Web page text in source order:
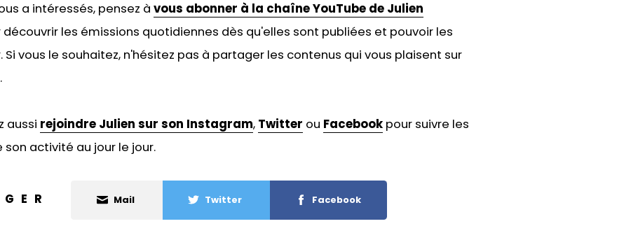
a intéressés, pensez à vous abonner à la chaîne YouTube de Julien
les émissions quotidiennes dès qu'elles sont publiées et pouvoir les
vous le souhaitez, n'hésitez pas à partager les contenus qui vous plaisent sur
aussi rejoindre Julien sur son Instagram, Twitter ou Facebookpour suivre les
son activité au jour le jour.
Mail Twitter Facebook